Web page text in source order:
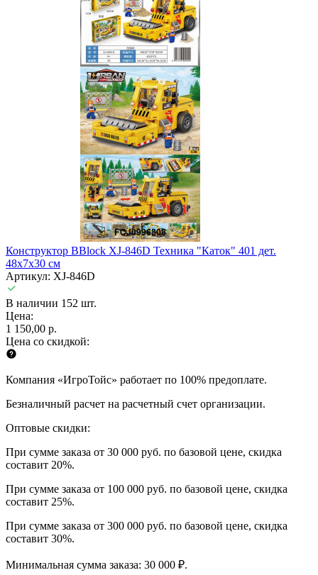
Конструктор BBlock XJ-846D Техника "Каток" 401 дет.
48х7х30 см
Артикул: XJ-846D
В наличии 152 шт.
Цена:
1 150,00 р.
Цена со скидкой:
Компания «ИгроТойс» работает по 100% предоплате.
Безналичный расчет на расчетный счет организации.
Оптовые скидки:
При сумме заказа от 30 000 руб. по базовой цене, скидка
составит 20%.
При сумме заказа от 100 000 руб. по базовой цене, скидка
составит 25%.
При сумме заказа от 300 000 руб. по базовой цене, скидка
составит 30%.
Минимальная сумма заказа: 30 000 ₽.